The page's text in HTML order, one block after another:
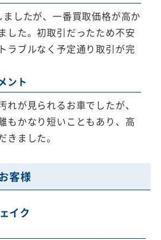
したが、一番買取価格が高か
した。初取引だったため不安
ラブルなく予定通り取引が完
ント
れが見られるお車でしたが、
もかなり短いこともあり、高
きました。
客様
イク